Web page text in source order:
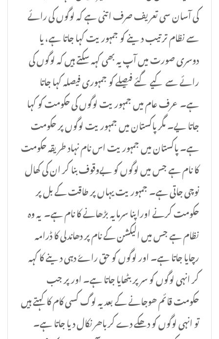
کی آسان سی تعریف صرف اتنی ہے کہ لوگوں کی رائے
سے نظام ترتیب دینے کو جمہوریت کہا جاتا ہے، یا
دوسری صورت میں آپ یہ بھی کہہ سکتے ہیں کہ لوگوں کی
رائے سے کیے گئے فیصلے کو جمہوری فیصلہ کہا جاتا
ہے۔ عرف عام میں جمہوریت لوگوں کی حکومت کو کہا
جاتا یے۔ مگر پاکستان میں جمہوریت لوگوں پر حکومت
ہے۔ پاکستان میں جمہوریت اس نام نہاد طریقہ حکومت
کا نام ہے جس میں لوگوں کو بےوقوف بنا کر ان کی کھال
نوچی جاتی ہے۔ جمہوریت یہاں پر طاقت کے بل پر
حکومت کرنے اوراپنا سرمایہ بڑھانے کا نام ہے۔ یہ وہ
نظام ہے جس میں الیکشن کے نام پر دھاندلی کا ڈرامہ
رچایا جاتا ہے۔ اور لوگوں کو حق راےٗ دہی دینے کا کہہ
کر انہی لوگوں کو سر پر بٹھایا جاتا ہے۔ اور پر جب
حکومت قائم ھوجانے کے بعد یہ لوگ کسی کام کا کہتے ہیں
تو انہی لوگوں کو دھکے دے کرباھر نکال دیا جاتا ہے۔